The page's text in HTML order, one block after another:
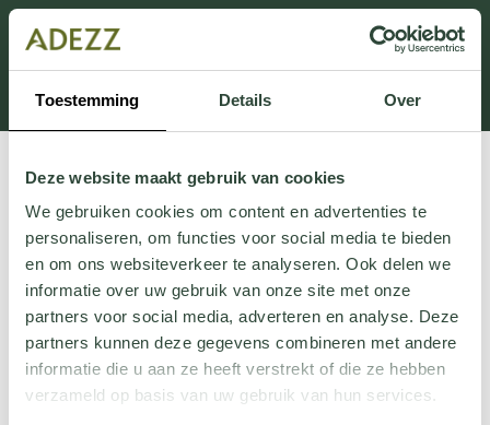
Toestemming Details Over
Deze website maakt gebruik van cookies
We gebruiken cookies om content en advertenties te
personaliseren, om functies voor social media te bieden
en om ons websiteverkeer te analyseren. Ook delen we
informatie over uw gebruik van onze site met onze
partners voor social media, adverteren en analyse. Deze
partners kunnen deze gegevens combineren met andere
informatie die u aan ze heeft verstrekt of die ze hebben
verzameld op basis van uw gebruik van hun services.
Dit onderdeel is momenteel in onderhoud.
Als je informatie mist kun je ons bellen +31 413 274
168 of mailen
Customersupport@adezz.com.